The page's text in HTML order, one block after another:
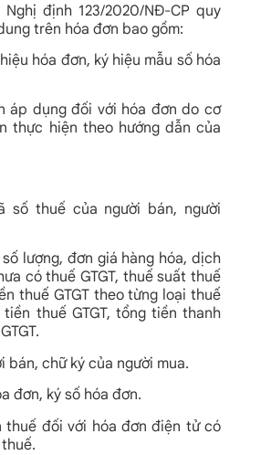
định 123/2020/NĐ-CP quy
trên hóa đơn bao gồm:
hóa đơn, ký hiệu mẫu số hóa
áp dụng đối với hóa đơn do cơ
thực hiện theo hướng dẫn của
số thuế của người bán, người
lượng, đơn giá hàng hóa, dịch
có thuế GTGT, thuế suất thuế
thuế GTGT theo từng loại thuế
thuế GTGT, tổng tiền thanh
bán, chữ ký của người mua.
đơn, ký số hóa đơn.
thuế đối với hóa đơn điện tử có